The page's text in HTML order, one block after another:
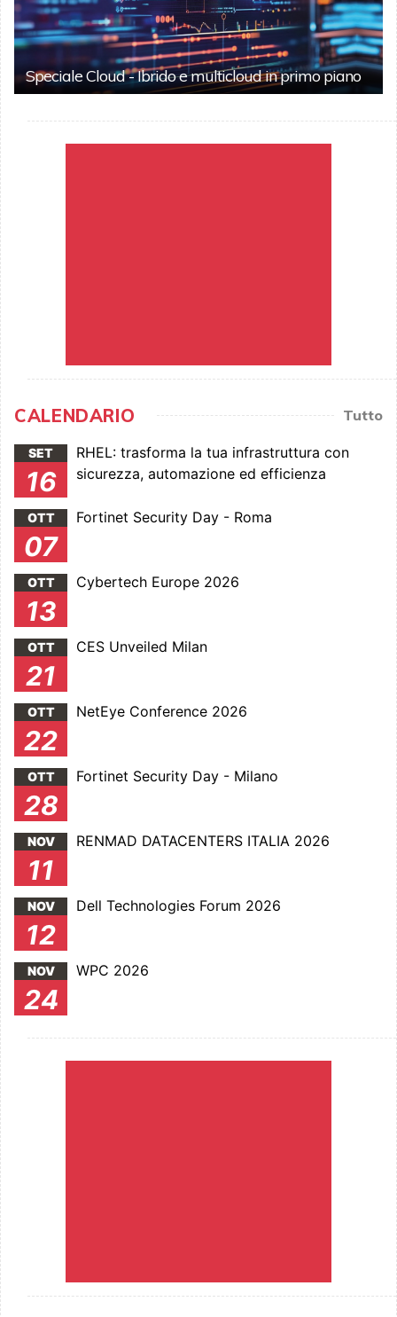
Speciale Cloud - Ibrido e multicloud in primo piano
CALENDARIO Tutto
SET
16
RHEL: trasforma la tua infrastruttura con
sicurezza, automazione ed efficienza
OTT
07
Fortinet Security Day - Roma
OTT
13
Cybertech Europe 2026
OTT
21
CES Unveiled Milan
OTT
22
NetEye Conference 2026
OTT
28
Fortinet Security Day - Milano
NOV
11
RENMAD DATACENTERS ITALIA 2026
NOV
12
Dell Technologies Forum 2026
NOV
24
WPC 2026